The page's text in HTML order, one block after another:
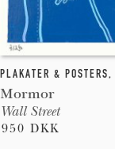
PLAKATER & POSTERS,
Mormor
Wall Street
950 DKK